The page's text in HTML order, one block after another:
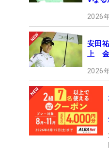
2026
安田
上 金
2026